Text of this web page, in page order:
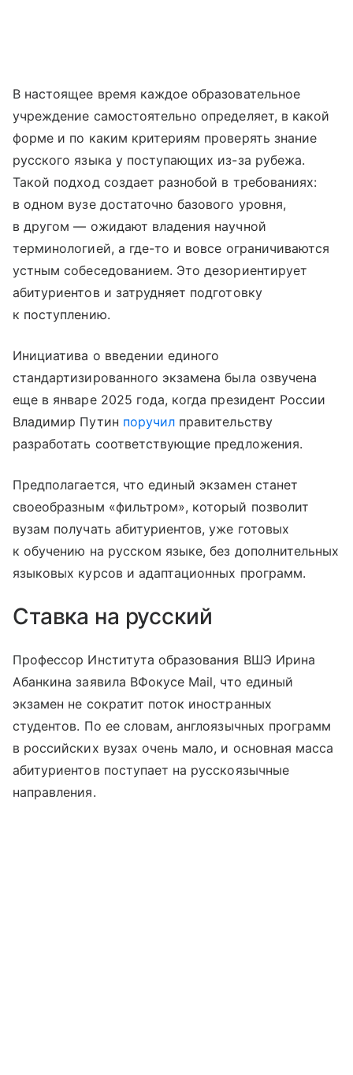
В настоящее время каждое образовательное
учреждение самостоятельно определяет, в какой
форме и по каким критериям проверять знание
русского языка у поступающих из-за рубежа.
Такой подход создает разнобой в требованиях:
в одном вузе достаточно базового уровня,
в другом — ожидают владения научной
терминологией, а где-то и вовсе ограничиваются
устным собеседованием. Это дезориентирует
абитуриентов и затрудняет подготовку
к поступлению.
Инициатива о введении единого
стандартизированного экзамена была озвучена
еще в январе 2025 года, когда президент России
Владимир Путин поручил правительству
разработать соответствующие предложения.
Предполагается, что единый экзамен станет
своеобразным «фильтром», который позволит
вузам получать абитуриентов, уже готовых
к обучению на русском языке, без дополнительных
языковых курсов и адаптационных программ.
Ставка на русский
Профессор Института образования ВШЭ Ирина
Абанкина заявила ВФокусе Mail, что единый
экзамен не сократит поток иностранных
студентов. По ее словам, англоязычных программ
в российских вузах очень мало, и основная масса
абитуриентов поступает на русскоязычные
направления.